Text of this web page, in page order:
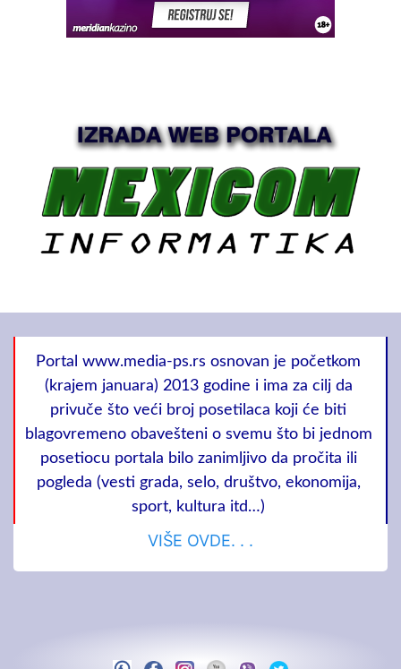
Portal www.media-ps.rs osnovan je početkom
(krajem januara) 2013 godine i ima za cilj da
privuče što veći broj posetilaca koji će biti
blagovremeno obavešteni o svemu što bi jednom
posetiocu portala bilo zanimljivo da pročita ili
pogleda (vesti grada, selo, društvo, ekonomija,
sport, kultura itd…)
VIŠE OVDE. . .